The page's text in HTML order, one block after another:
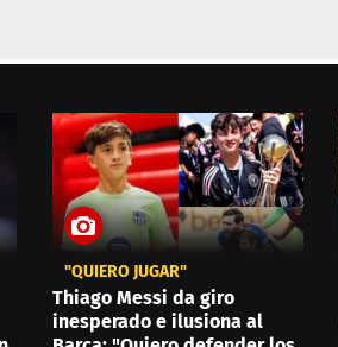
"QUIERO JUGAR"
Thiago Messi da giro
inesperado e ilusiona al